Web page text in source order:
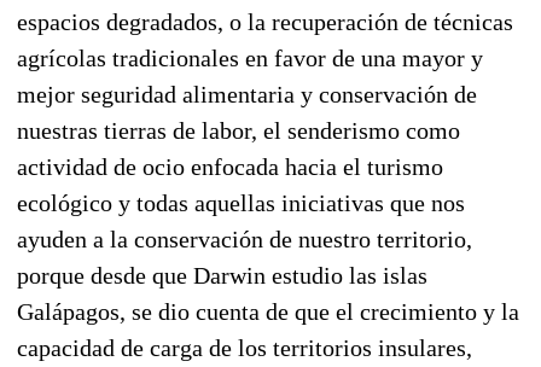
espacios degradados, o la recuperación de técnicas
agrícolas tradicionales en favor de una mayor y
mejor seguridad alimentaria y conservación de
nuestras tierras de labor, el senderismo como
actividad de ocio enfocada hacia el turismo
ecológico y todas aquellas iniciativas que nos
ayuden a la conservación de nuestro territorio,
porque desde que Darwin estudio las islas
Galápagos, se dio cuenta de que el crecimiento y la
capacidad de carga de los territorios insulares,